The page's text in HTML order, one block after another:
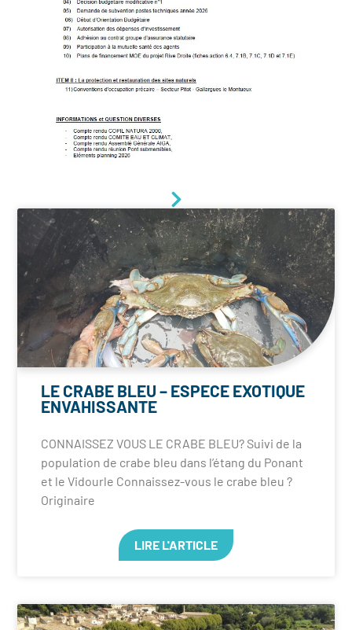
LE CRABE BLEU – ESPECE EXOTIQUE
ENVAHISSANTE
CONNAISSEZ VOUS LE CRABE BLEU? Suivi de la
population de crabe bleu dans l’étang du Ponant
et le Vidourle Connaissez-vous le crabe bleu ?
Originaire
LIRE L'ARTICLE